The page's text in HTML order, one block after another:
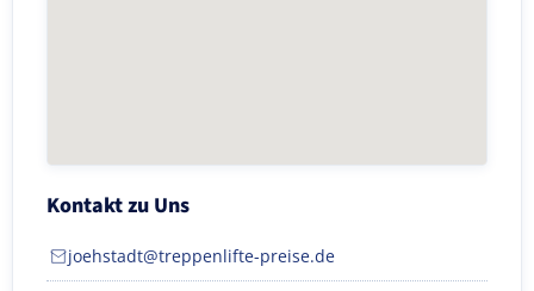
Kontakt zu Uns
joehstadt@treppenlifte-preise.de